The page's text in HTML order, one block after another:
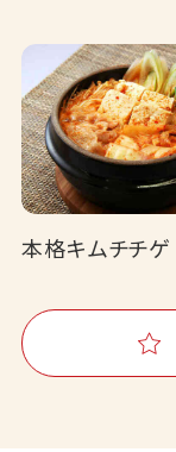
本格キムチチゲ